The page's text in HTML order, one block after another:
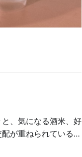
、気になる酒米、好
が重ねられているの